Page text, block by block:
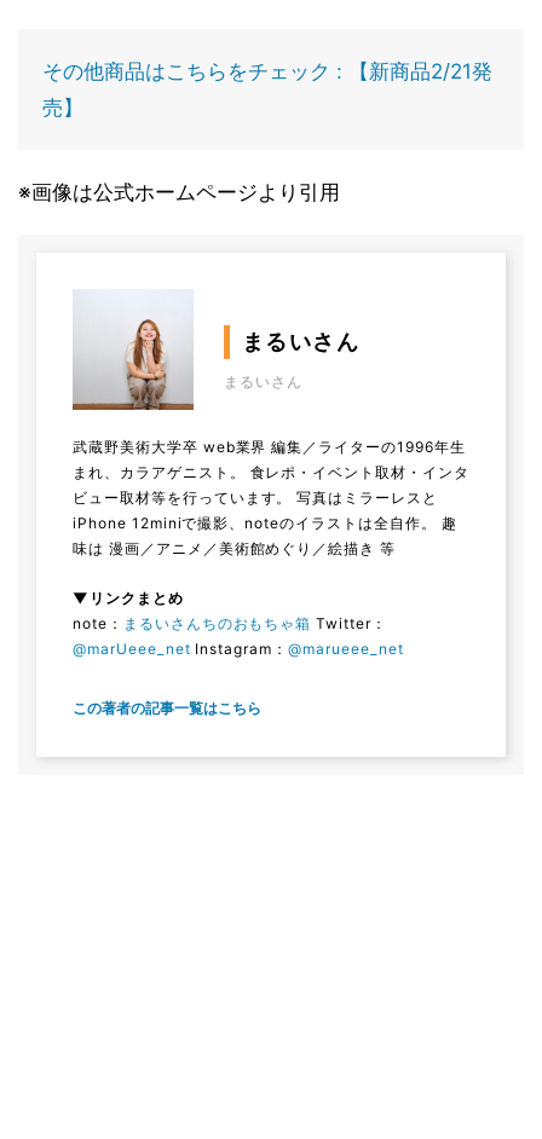
その他商品はこちらをチェック : 【新商品2/21発
売】
※画像は公式ホームページより引用
まるいさん
まるいさん
武蔵野美術大学卒 web業界 編集／ライターの1996年生
まれ、カラアゲニスト。 食レポ・イベント取材・インタ
ビュー取材等を行っています。 写真はミラーレスと
iPhone 12miniで撮影、noteのイラストは全自作。 趣
味は 漫画／アニメ／美術館めぐり／絵描き 等
▼リンクまとめ
note： まるいさんちのおもちゃ箱 Twitter：
@marUeee_net Instagram：@marueee_net
この著者の記事一覧はこちら